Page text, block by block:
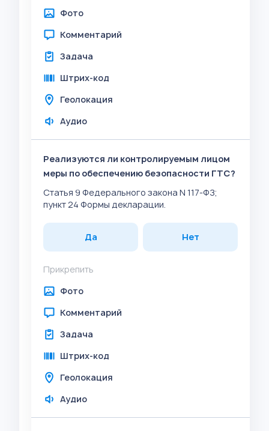
Фото
Комментарий
Задача
Штрих-код
Геолокация
Аудио
Реализуются ли контролируемым лицом
меры по обеспечению безопасности ГТС?
Статья 9 Федерального закона N 117-ФЗ;
пункт 24 Формы декларации.
Да Нет
Прикрепить
Фото
Комментарий
Задача
Штрих-код
Геолокация
Аудио